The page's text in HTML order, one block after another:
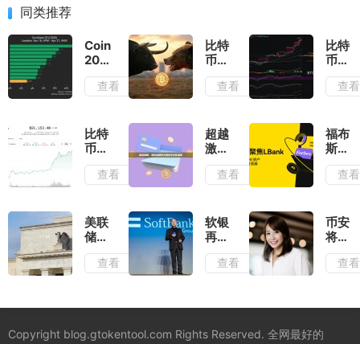
同类推荐
CoinDesk
20
表现
上涨
11.7%，
周末
引领
查看
比特
币周
期大
主导
涨
跌？
我们
史的
哪个
口？
查看
比特
币重
回9
万：
与避
险情
绪推
高市
查看
比特
币突
破
91,000
交易
乐观
情绪
推动
反
但需
查看
超越
激
励：
如何
的去
中心
化金
查看
福布
斯聚
焦
资产
推动
全球
加密
查看
美联
储与
货币
监理
存款
公司
查看
软银
再次
购买
比特
在
年损
查看
币安
将为
加密
资产
供“基
查看
Copyright blog.gtokentool.com Rights Reserved. 全网最好的